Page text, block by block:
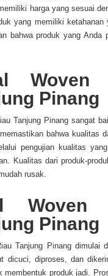
harga yang sesuai
yang memiliki
bahwa produk yang Anda
Woven
Pinang
Tanjung Pinang sangat
bahwa kualitas
pengujian kualitas
Kualitas dari produk-
rusak.
Pinang
Tanjung Pinang dimulai
dicuci, diproses, dan
produk jadi.